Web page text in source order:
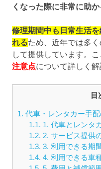
くなった際に非常に助
修理期間中も日常生活
れるため、近年では多
して提供しています。
注意点について詳しく解
目
1. 代車・レンタカー手
1.1. 1. 代車とレンタ
1.2. 2. サービス提供
1.3. 3. 利用できる期
1.4. 4. 利用できる車